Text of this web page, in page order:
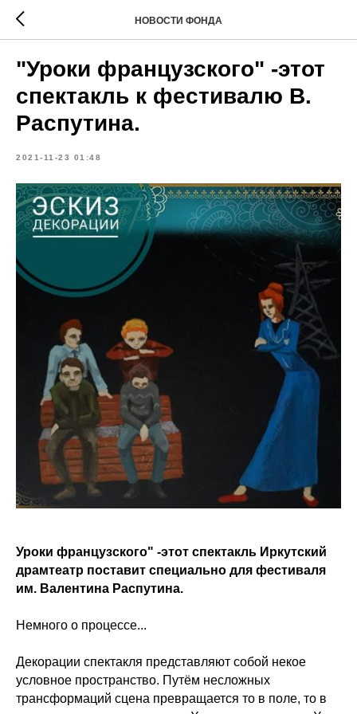
НОВОСТИ ФОНДА
"Уроки французского" -этот
спектакль к фестивалю В.
Распутина.
2021-11-23 01:48
Уроки французского" -этот спектакль Иркутский
драмтеатр поставит специально для фестиваля
им. Валентина Распутина.
Немного о процессе...
Декорации спектакля представляют собой некое
условное пространство. Путём несложных
трансформаций сцена превращается то в поле, то в